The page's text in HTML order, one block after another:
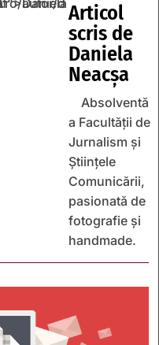
Articol
scris de
Daniela
Neacșa
Absolventă
a Facultății de
Jurnalism și
Științele
Comunicării,
pasionată de
fotografie și
handmade.